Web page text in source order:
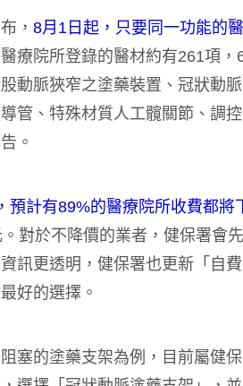
， 8月1日起，只要同一功能的
醫療院所登錄的醫材約有261項
動脈狹窄之塗藥裝置、冠狀動
管、特殊材質人工髖關節、調
。
預計有89%的醫療院所收費都將
對於不降價的業者，健保署會
訊更透明，健保署也更新「 自
好的選擇。
塞的塗藥支架為例，目前屬健